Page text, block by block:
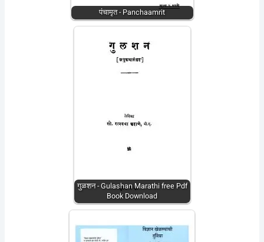
पंचामृत - Panchaamrit
गुळशन - Gulashan Marathi free Pdf
Book Download